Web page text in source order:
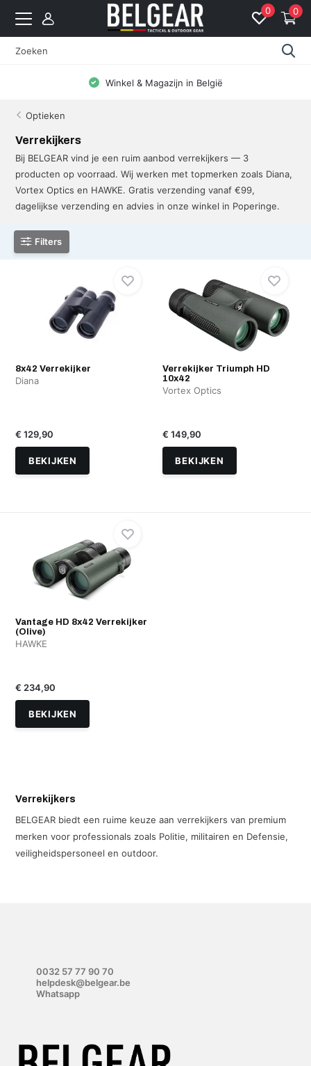
0 0
Winkel & Magazijn in België
Optieken
Verrekijkers
Bij BELGEAR vind je een ruim aanbod verrekijkers — 3
producten op voorraad. Wij werken met topmerken zoals Diana,
Vortex Optics en HAWKE. Gratis verzending vanaf €99,
dagelijkse verzending en advies in onze winkel in Poperinge.
Filters
8x42 Verrekijker
Diana
€ 129,90
BEKIJKEN
Verrekijker Triumph HD
10x42
Vortex Optics
€ 149,90
BEKIJKEN
Vantage HD 8x42 Verrekijker
(Olive)
HAWKE
€ 234,90
BEKIJKEN
Verrekijkers
BELGEAR biedt een ruime keuze aan verrekijkers van premium
merken voor professionals zoals Politie, militairen en Defensie,
veiligheidspersoneel en outdoor.
0032 57 77 90 70
helpdesk@belgear.be
Whatsapp